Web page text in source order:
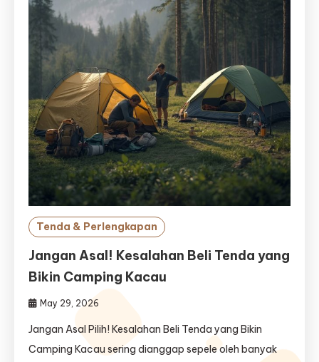
Tenda & Perlengkapan
Jangan Asal! Kesalahan Beli Tenda yang
Bikin Camping Kacau
May 29, 2026
Jangan Asal Pilih! Kesalahan Beli Tenda yang Bikin
Camping Kacau sering dianggap sepele oleh banyak